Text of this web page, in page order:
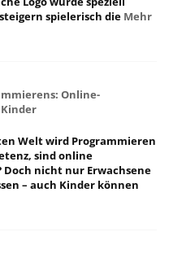
spielerisch die Mehr
Online-
Welt wird Programmieren
sind online
Doch nicht nur Erwachsene
– auch Kinder können